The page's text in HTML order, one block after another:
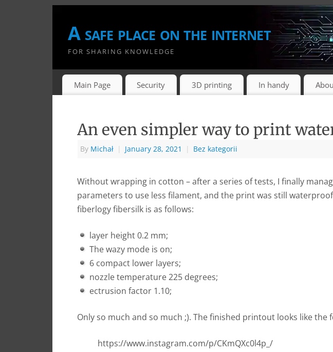
A safe place on the internet
FOR SHARING KNOWLEDGE
Main Page Security 3D printing In handy
An even simpler way to print
By Michał | January 28, 2021 | Bez kategorii
Without wrapping in cotton – after a series of tests, I finally
parameters to use less filament, and the print was still
fiberlogy fibersilk is as follows:
layer height 0.2 mm;
The wazy mode is on;
6 compact lower layers;
nozzle temperature 225 degrees;
ectrusion factor 1.10;
Only so much and so much ;). The finished printout looks like the
https://www.instagram.com/p/CKmQXc0l4p_/